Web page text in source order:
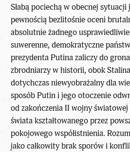
Słabą pociechą w obecnej
pewnością bezlitośnie oceni
absolutnie żadnego
suwerenne, demokratyczne
prezydenta Putina zaliczy do
zbrodniarzy w historii, obok
dotychczas niewyobrażalny dla
sposób Putin i jego otoczenie
od zakończenia II wojny
świata kształtowanego przez
pokojowego współistnienia.
jako całkowity brak sporów i